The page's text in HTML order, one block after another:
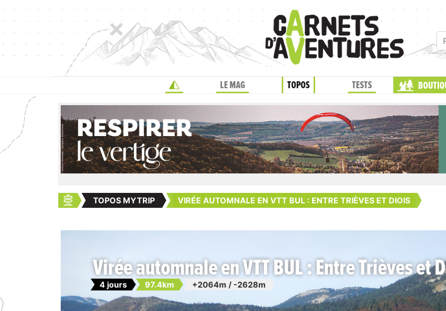
LE MAG TOPOS TESTS
TOPOS MYTRIP VIRÉE AUTOMNALE EN VTT BUL : ENTRE TRIÈVES ET DIOIS
Virée automnale en VTT BUL : Entre Trièves et
4 jours 97.4km +2064m / -2628m